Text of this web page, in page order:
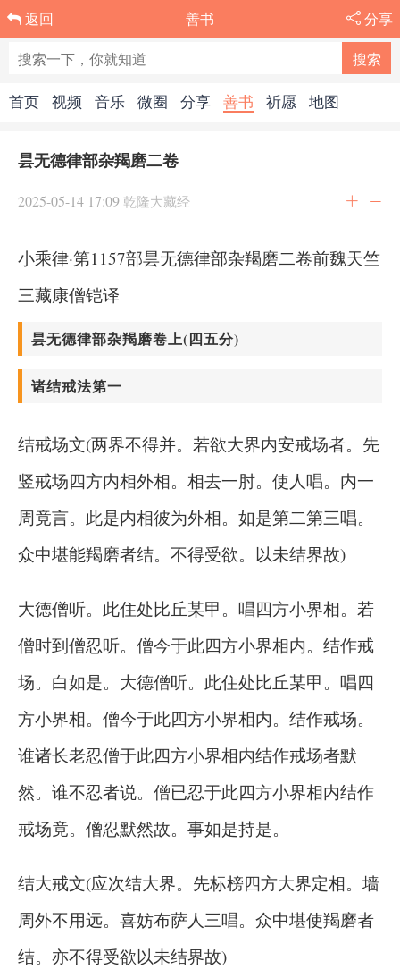
返回 善书 分享
首页 视频 音乐 微圈 分享 善书 祈愿 地图
昙无德律部杂羯磨二卷
2025-05-14 17:09 乾隆大藏经
小乘律·第1157部昙无德律部杂羯磨二卷前魏天竺
三藏康僧铠译
昙无德律部杂羯磨卷上(四五分)
诸结戒法第一
结戒场文(两界不得并。若欲大界内安戒场者。先
竖戒场四方内相外相。相去一肘。使人唱。内一
周竟言。此是内相彼为外相。如是第二第三唱。
众中堪能羯磨者结。不得受欲。以未结界故)
大德僧听。此住处比丘某甲。唱四方小界相。若
僧时到僧忍听。僧今于此四方小界相内。结作戒
场。白如是。大德僧听。此住处比丘某甲。唱四
方小界相。僧今于此四方小界相内。结作戒场。
谁诸长老忍僧于此四方小界相内结作戒场者默
然。谁不忍者说。僧已忍于此四方小界相内结作
戒场竟。僧忍默然故。事如是持是。
结大戒文(应次结大界。先标榜四方大界定相。墙
周外不用远。喜妨布萨人三唱。众中堪使羯磨者
结。亦不得受欲以未结界故)